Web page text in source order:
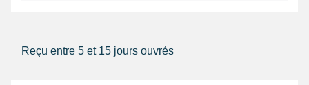
Reçu entre 5 et 15 jours ouvrés